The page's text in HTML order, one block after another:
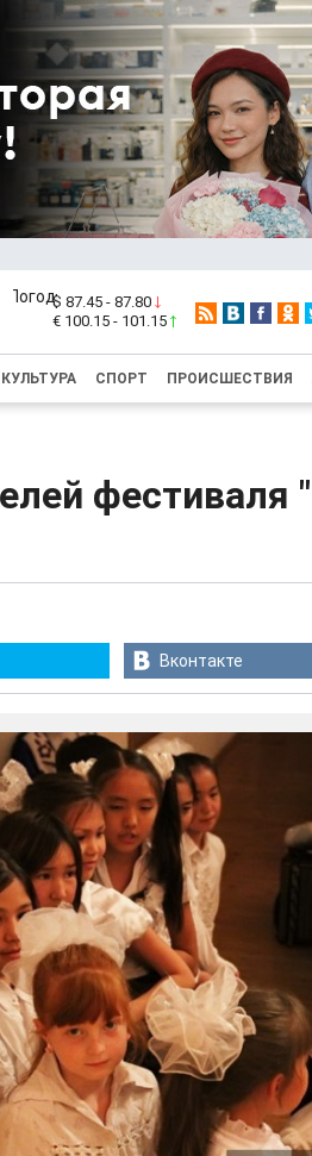
$ 87.45 - 87.80
€ 100.15 - 101.15
КУЛЬТУРА СПОРТ ПРОИСШЕСТВИЯ
Вконтакте